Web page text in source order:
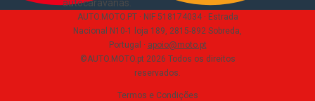
autocaravanas
AUTO.MOTO.PT · NIF 518174034 · Estrada
Nacional N10-1 loja 189, 2815-892 Sobreda,
Portugal · apoio@moto.pt
©AUTO.MOTO.pt 2026 Todos os direitos
reservados.
Termos e Condições